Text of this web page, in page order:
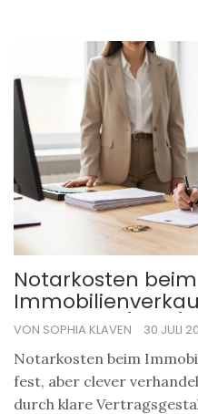
Notarkosten beim
Gebühren (2026)
VON SOPHIA KLAVEN 30 JULI
Notarkosten beim
fest, aber clever
durch klare